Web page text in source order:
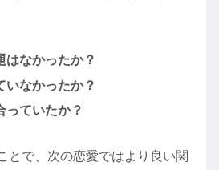
はなかったか？
いなかったか？
っていたか？
とで、次の恋愛ではより良い関